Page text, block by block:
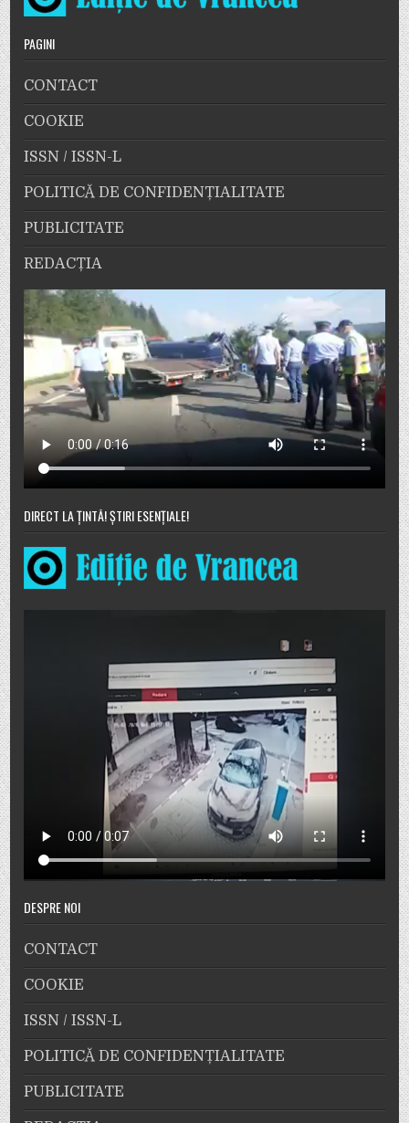
PAGINI
CONTACT
COOKIE
ISSN / ISSN-L
POLITICĂ DE CONFIDENȚIALITATE
PUBLICITATE
REDACȚIA
DIRECT LA ȚINTĂ! ȘTIRI ESENȚIALE!
DESPRE NOI
CONTACT
COOKIE
ISSN / ISSN-L
POLITICĂ DE CONFIDENȚIALITATE
PUBLICITATE